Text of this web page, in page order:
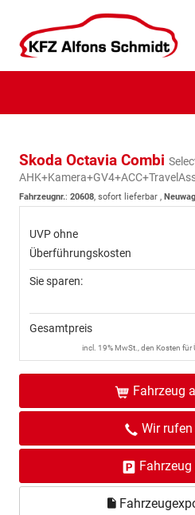
Skoda Octavia Combi
Fahrzeugnr.: 20608, sofort lieferbar ,
UVP ohne
Überführungskosten
Sie sparen:
Gesamtpreis
incl. 19% MwSt., den Kosten
Fahrzeug
Wir rufen
Fahrzeug